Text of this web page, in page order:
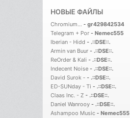
НОВЫЕ ФАЙЛЫ
Chromium... - gr429842534
Telegram + Por - Nemec555
Iberian - Hidd - .::DSE::.
Armin van Buur - .::DSE::.
ReOrder & Kali - .::DSE::.
Indecent Noise - .::DSE::.
David Surok - - .::DSE::.
ED-SUNday - Ti - .::DSE::.
Claas Inc. - Z - .::DSE::.
Daniel Wanrooy - .::DSE::.
Ashampoo Music - Nemec555